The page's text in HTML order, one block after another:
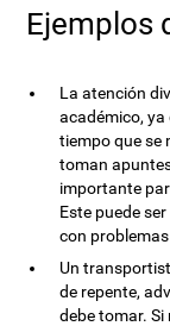
Ejemplos
La atención
académico, ya
tiempo que se
toman
importante
Este puede
con
Un
de repente,
debe tomar.